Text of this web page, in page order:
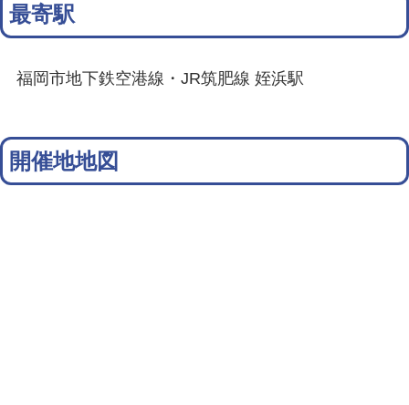
最寄駅
福岡市地下鉄空港線・JR筑肥線 姪浜駅
開催地地図